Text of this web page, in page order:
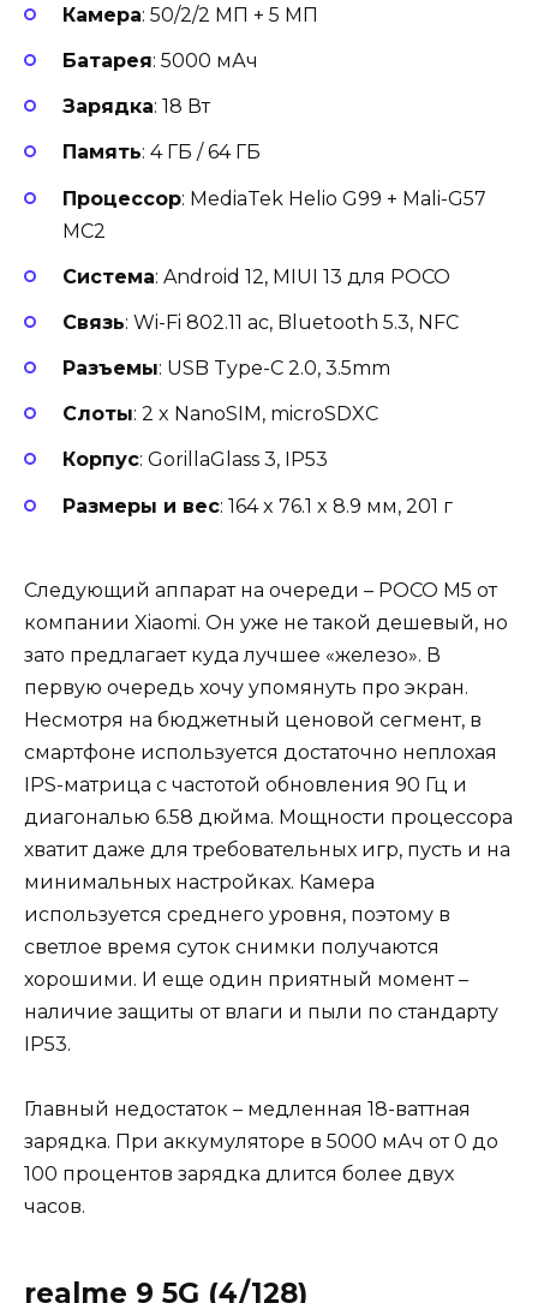
Камера: 50/2/2 МП + 5 МП
Батарея: 5000 мАч
Зарядка: 18 Вт
Память: 4 ГБ / 64 ГБ
Процессор: MediaTek Helio G99 + Mali-G57
MC2
Система: Android 12, MIUI 13 для POCO
Связь: Wi-Fi 802.11 ac, Bluetooth 5.3, NFC
Разъемы: USB Type-C 2.0, 3.5mm
Слоты: 2 x NanoSIM, microSDXC
Корпус: GorillaGlass 3, IP53
Размеры и вес: 164 x 76.1 x 8.9 мм, 201 г
Следующий аппарат на очереди – POCO M5 от
компании Xiaomi. Он уже не такой дешевый, но
зато предлагает куда лучшее «железо». В
первую очередь хочу упомянуть про экран.
Несмотря на бюджетный ценовой сегмент, в
смартфоне используется достаточно неплохая
IPS-матрица с частотой обновления 90 Гц и
диагональю 6.58 дюйма. Мощности процессора
хватит даже для требовательных игр, пусть и на
минимальных настройках. Камера
используется среднего уровня, поэтому в
светлое время суток снимки получаются
хорошими. И еще один приятный момент –
наличие защиты от влаги и пыли по стандарту
IP53.
Главный недостаток – медленная 18-ваттная
зарядка. При аккумуляторе в 5000 мАч от 0 до
100 процентов зарядка длится более двух
часов.
realme 9 5G (4/128)